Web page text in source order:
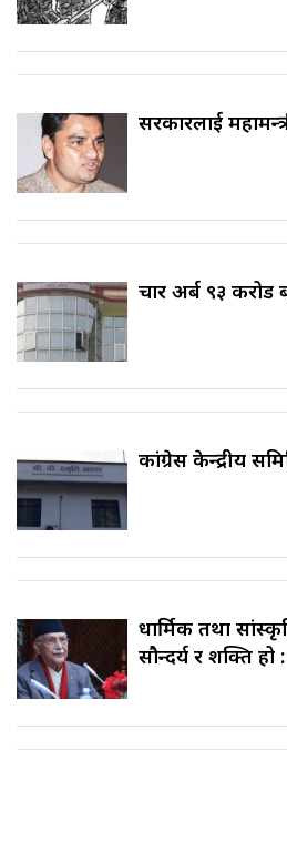
सरकारलाई
चार अर्ब ९३ करोड
कांग्रेस केन्द्रीय
धार्मिक तथा
सौन्दर्य र शक्ति